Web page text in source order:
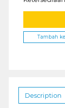
Tambah
Description